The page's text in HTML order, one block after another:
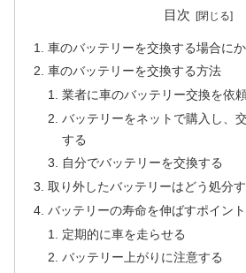
目次
車のバッテリーを交換する場合に
車のバッテリーを交換する方法
業者に車のバッテリー交換を依
バッテリーをネットで購入し、
する
自分でバッテリーを交換する
取り外したバッテリーはどう処分
バッテリーの寿命を伸ばすポイント
定期的に車を走らせる
バッテリー上がりに注意する